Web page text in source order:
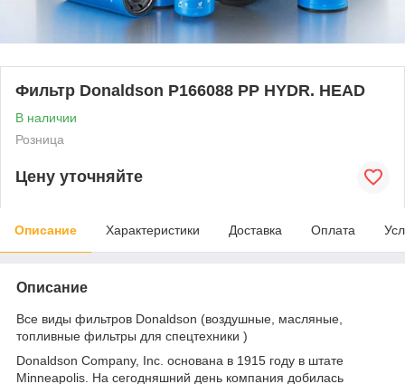
Фильтр Donaldson P166088 PP HYDR. HEAD
В наличии
Розница
Цену уточняйте
Описание Характеристики Доставка Оплата
Описание
Все виды фильтров Donaldson (воздушные, масляные,
топливные фильтры для спецтехники )
Donaldson Company, Inc. основана в 1915 году в штате
Minneapolis. На сегодняшний день компания добилась